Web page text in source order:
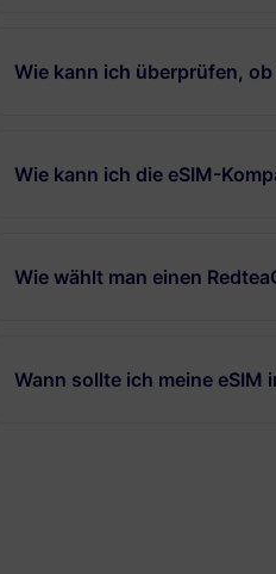
Wie kann ich überprüfen,
Wie kann ich die eSIM-
Wie wählt man einen
Wann sollte ich meine eSIM